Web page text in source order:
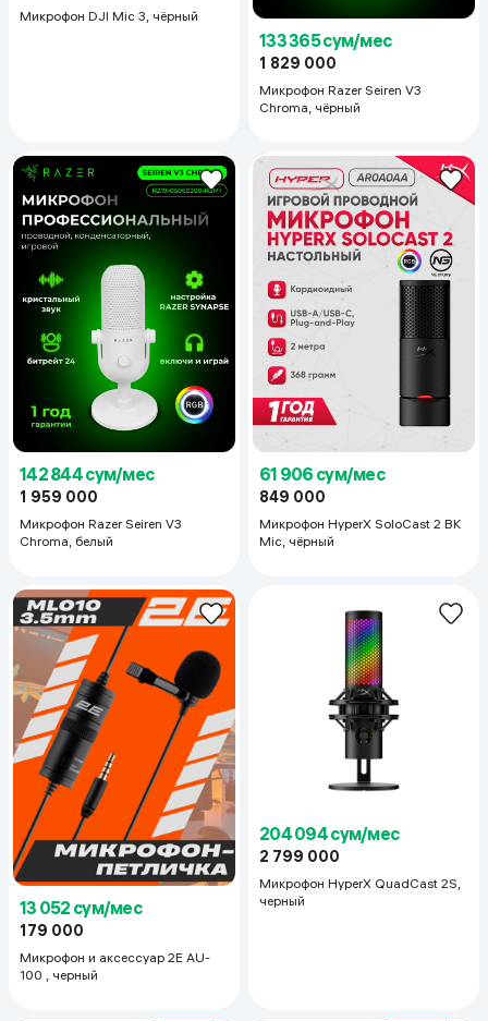
Микрофон DJI Mic 3, чёрный
133 365 сум/мес
1 829 000
Микрофон Razer Seiren V3
Chroma, чёрный
142 844 сум/мес
1 959 000
Микрофон Razer Seiren V3
Chroma, белый
61 906 сум/мес
849 000
Микрофон HyperX SoloCast 2 BK
Mic, чёрный
13 052 сум/мес
179 000
Микрофон и аксессуар 2E AU-
100 , черный
204 094 сум/мес
2 799 000
Микрофон HyperX QuadCast 2S,
черный